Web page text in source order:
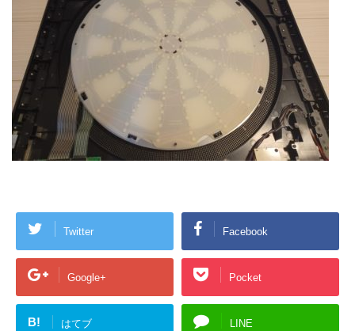
Twitter Facebook
Google+ Pocket
B! はてブ LINE